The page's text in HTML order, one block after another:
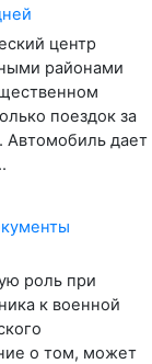
центр
районами
поездок за
Автомобиль дает
роль при
к военной
о том, может